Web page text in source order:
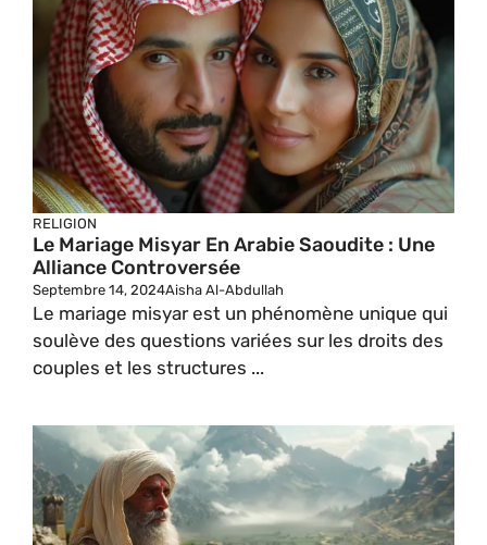
RELIGION
Le Mariage Misyar En Arabie Saoudite : Une
Alliance Controversée
Septembre 14, 2024Aisha Al-Abdullah
Le mariage misyar est un phénomène unique qui
soulève des questions variées sur les droits des
couples et les structures ...